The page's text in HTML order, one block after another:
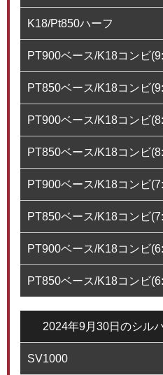
K18/Pt850ハーフ
PT900ベース/K18コンビ
PT850ベース/K18コンビ
PT900ベース/K18コンビ
PT850ベース/K18コンビ
PT900ベース/K18コンビ
PT850ベース/K18コンビ
PT900ベース/K18コンビ
PT850ベース/K18コンビ
2024年9月30日のシル
SV1000